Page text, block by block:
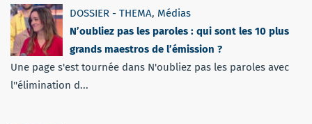
DOSSIER - THEMA, Médias
N’oubliez pas les paroles : qui sont les 10 plus
grands maestros de l’émission ?
Une page s'est tournée dans N'oubliez pas les paroles avec
l''élimination d...